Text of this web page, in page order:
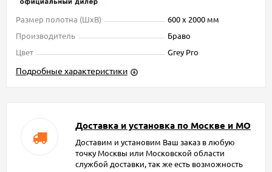
Размер полотна (ШxВ)
600 х 2000 мм
Производитель
Браво
Цвет
Grey Pro
Подробные характеристики
Доставка и установка по Москве и МО
Доставим и установим Ваш заказ в любую
точку Москвы или Московской области
службой доставки, так же есть возможность